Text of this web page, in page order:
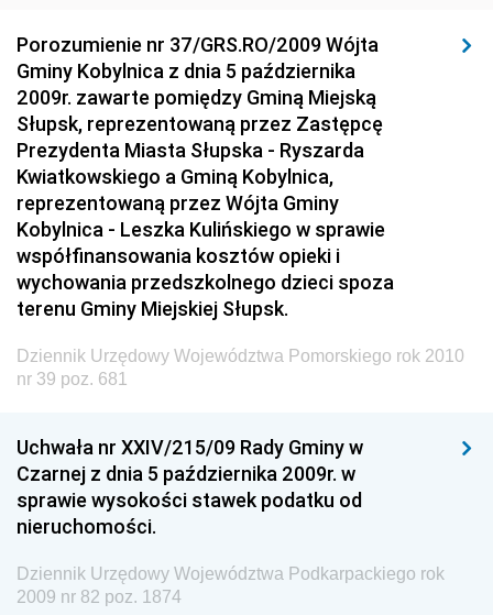
Dziennik Urzędowy Generalnej Dyrekcji Ochrony
Środowiska
Dziennik Urzędowy Ministerstwa Administracji,
Gospodarki Terenowej i Ochrony Środowiska
Dziennik Urzędowy Ministerstwa Administracji i
Gospodarki Przestrzennej
Dziennik Urzędowy Unii Europejskiej, L
Dziennik Urzędowy Ministerstwa Komunikacji
Dziennik Urzędowy Ministerstwa Przemysłu
Dziennik Urzędowy Ministerstwa Rolnictwa i
Dziennik Urzędowy Ministra Rodziny, Pracy i Polityki
Społecznej
Dziennik Urzędowy Ministra Cyfryzacji
Dziennik Urzędowy Ministra Infrastruktury i
Budownictwa
Porozumienie nr 37/GRS.RO/2009 Wójta
Gminy Kobylnica z dnia 5 października
2009r. zawarte pomiędzy Gminą Miejską
Słupsk, reprezentowaną przez Zastępcę
Prezydenta Miasta Słupska - Ryszarda
Kwiatkowskiego a Gminą Kobylnica,
reprezentowaną przez Wójta Gminy
Kobylnica - Leszka Kulińskiego w sprawie
współfinansowania kosztów opieki i
wychowania przedszkolnego dzieci spoza
terenu Gminy Miejskiej Słupsk.
Dziennik Urzędowy Województwa Pomorskiego rok 2010
nr 39 poz. 681
Uchwała nr XXIV/215/09 Rady Gminy w
Czarnej z dnia 5 października 2009r. w
sprawie wysokości stawek podatku od
nieruchomości.
Dziennik Urzędowy Województwa Podkarpackiego rok
2009 nr 82 poz. 1874